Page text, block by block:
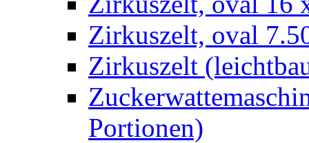
Zirkuszelt, oval
Zirkuszelt
Portionen)